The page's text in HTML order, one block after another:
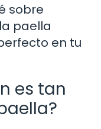
sobre
paella
en tu
es tan